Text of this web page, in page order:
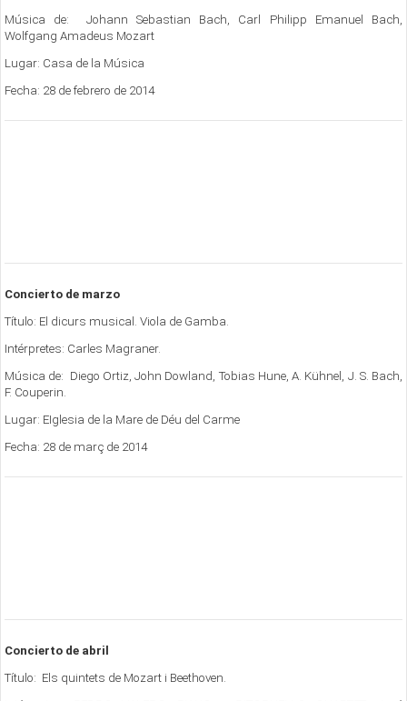
Música de: Johann Sebastian Bach, Carl Philipp Emanuel Bach,
Wolfgang Amadeus Mozart
Lugar: Casa de la Música
Fecha: 28 de febrero de 2014
Concierto de marzo
Título: El dicurs musical. Viola de Gamba.
Intérpretes: Carles Magraner.
Música de: Diego Ortiz, John Dowland, Tobias Hune, A. Kühnel, J. S. Bach,
F. Couperin.
Lugar: EIglesia de la Mare de Déu del Carme
Fecha: 28 de març de 2014
Concierto de abril
Título: Els quintets de Mozart i Beethoven.